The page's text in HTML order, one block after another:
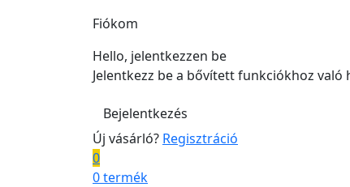
Fiókom
Hello, jelentkezzen be
Jelentkezz be a bővített funkciókhoz való
Bejelentkezés
Új vásárló? Regisztráció
0
0 termék